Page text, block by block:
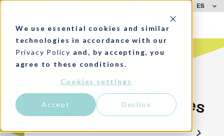
We use essential cookies and similar
technologies in accordance with our
Privacy Policy and, by accepting, you
agree to these conditions.
Cookies settings
Accept Decline
ES
Soluciones
CENTRO DE
CONOCIMIENTO